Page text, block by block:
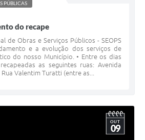
PÚBLICAS
do recape
de Obras e Serviços Públicos - SEOPS
e a evolução dos serviços de
do nosso Município. • Entre os dias
as seguintes ruas: Avenida
Valentim Turatti (entre as...
OUT
09